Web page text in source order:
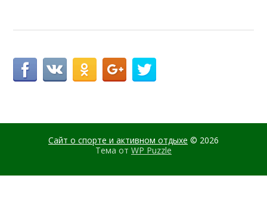
Сайт о спорте и активном отдыхе © 2026
Тема от WP Puzzle